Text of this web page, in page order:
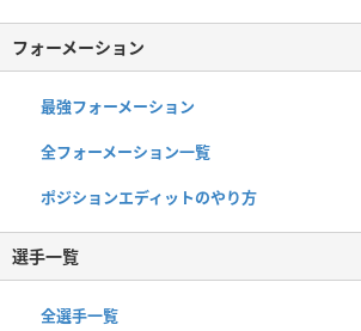
フォーメーション
最強フォーメーション
全フォーメーション一覧
ポジションエディットのやり方
選手一覧
全選手一覧